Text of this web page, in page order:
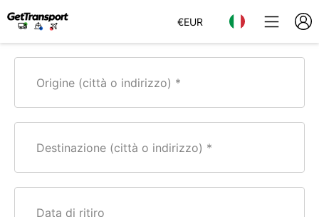
€EUR
Origine (città o indirizzo)
Destinazione (città o indirizzo)
Data di ritiro